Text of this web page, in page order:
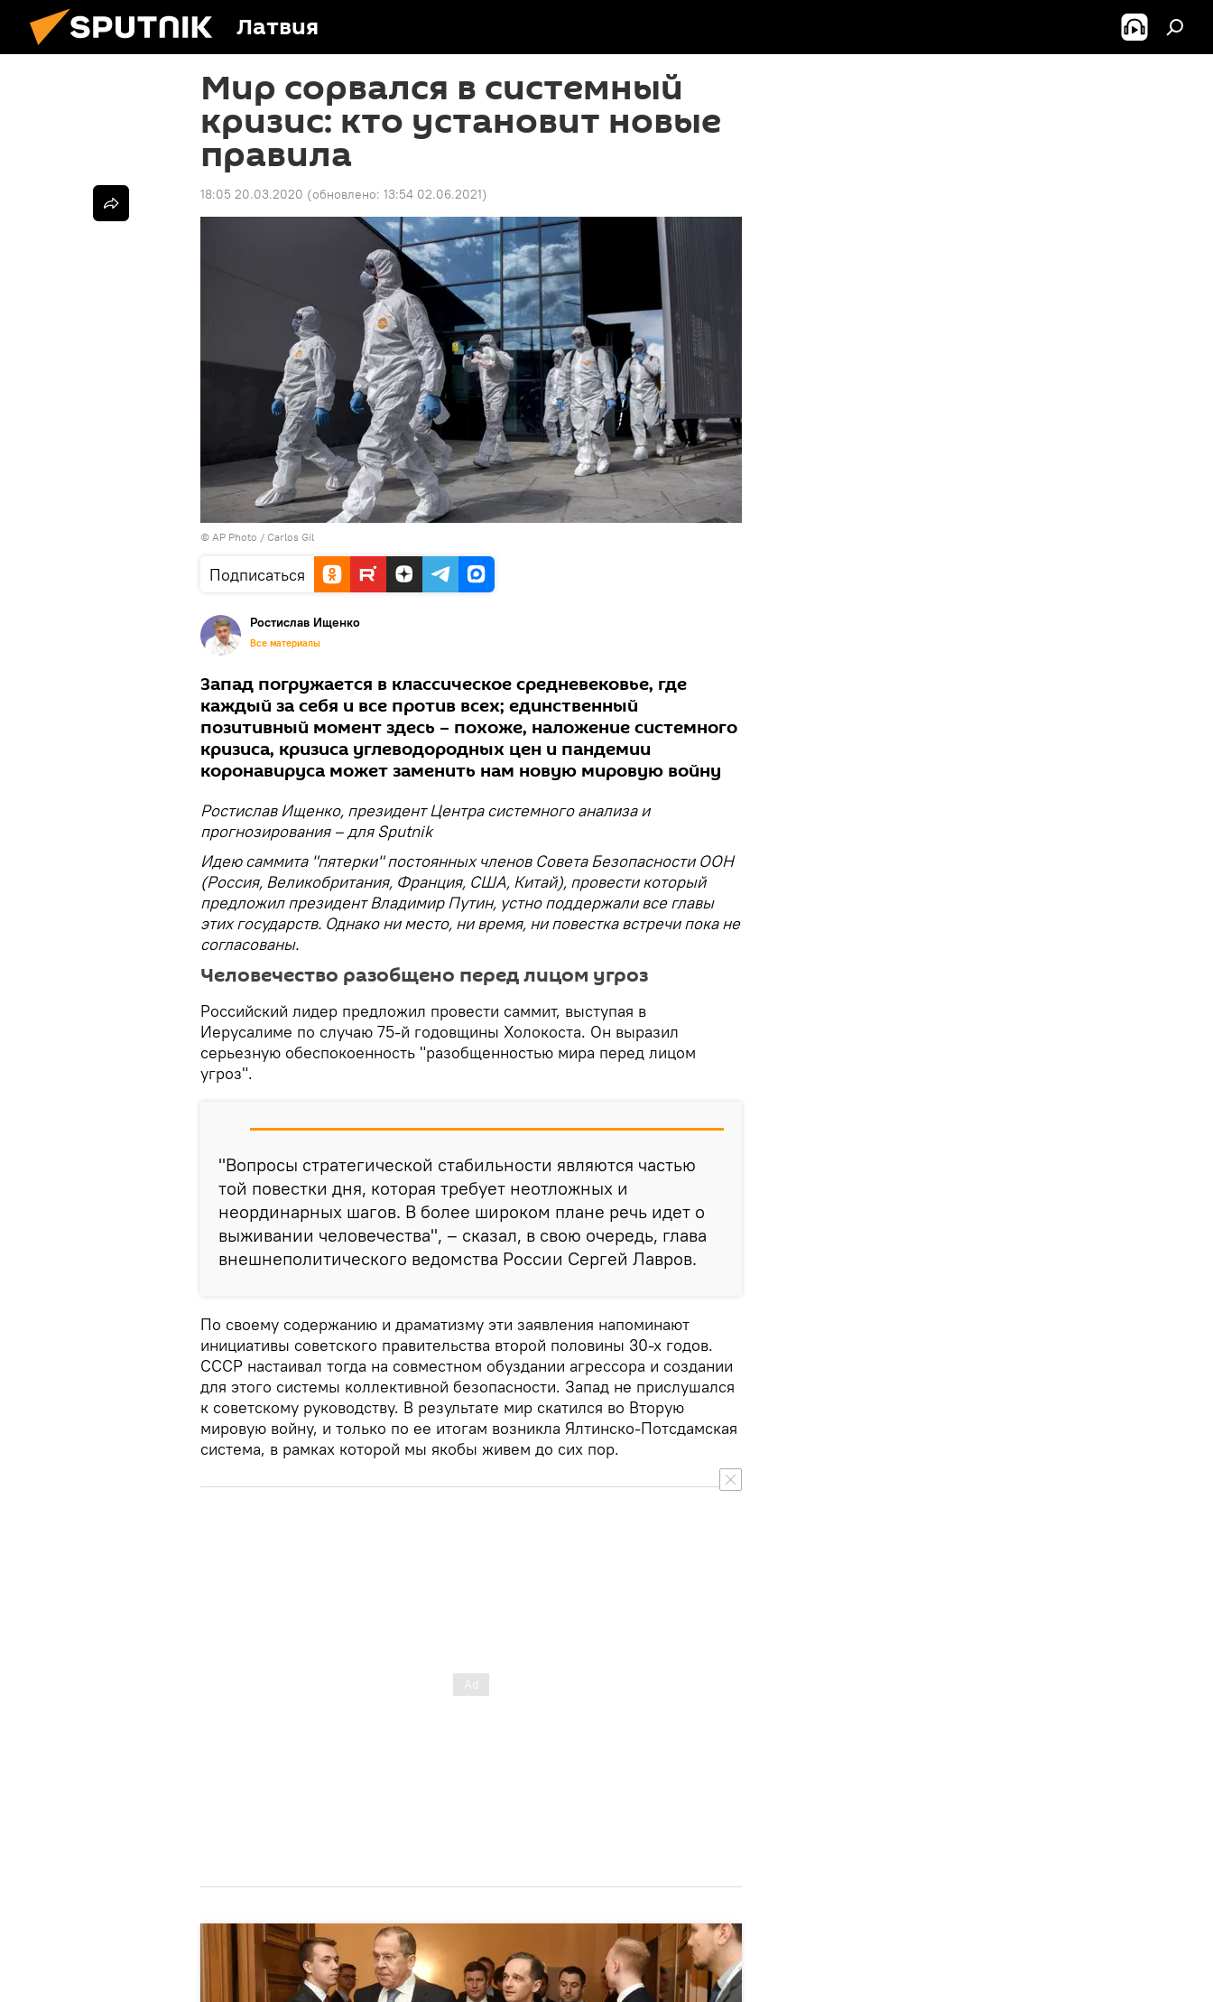
Латвия
Мир сорвался в системный
кризис: кто установит новые
правила
18:05 20.03.2020 (обновлено: 13:54 02.06.2021)
© AP Photo / Carlos Gil
Подписаться
Ростислав Ищенко
Все материалы
Запад погружается в классическое средневековье, где
каждый за себя и все против всех; единственный
позитивный момент здесь – похоже, наложение системного
кризиса, кризиса углеводородных цен и пандемии
коронавируса может заменить нам новую мировую войну
Ростислав Ищенко, президент Центра системного анализа и
прогнозирования – для Sputnik
Идею саммита "пятерки" постоянных членов Совета Безопасности ООН
(Россия, Великобритания, Франция, США, Китай), провести который
предложил президент Владимир Путин, устно поддержали все главы
этих государств. Однако ни место, ни время, ни повестка встречи пока не
согласованы.
Человечество разобщено перед лицом угроз
Российский лидер предложил провести саммит, выступая в
Иерусалиме по случаю 75-й годовщины Холокоста. Он выразил
серьезную обеспокоенность "разобщенностью мира перед лицом
угроз".
"Вопросы стратегической стабильности являются частью
той повестки дня, которая требует неотложных и
неординарных шагов. В более широком плане речь идет о
выживании человечества", – сказал, в свою очередь, глава
внешнеполитического ведомства России Сергей Лавров.
По своему содержанию и драматизму эти заявления напоминают
инициативы советского правительства второй половины 30-х годов.
СССР настаивал тогда на совместном обуздании агрессора и создании
для этого системы коллективной безопасности. Запад не прислушался
к советскому руководству. В результате мир скатился во Вторую
мировую войну, и только по ее итогам возникла Ялтинско-Потсдамская
система, в рамках которой мы якобы живем до сих пор.